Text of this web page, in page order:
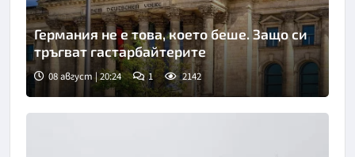
Германия не е това, което беше. Защо си
тръгват гастарбайтерите
08 август | 20:24 1 2142